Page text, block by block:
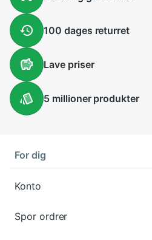
100 dages returret
Lavepriser
5 millionerprodukter
For dig
Konto
Spor ordrer